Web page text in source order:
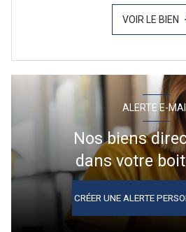
VOIR LE BIEN
ALERTE E-
Nos biens
dans votre
CRÉER UNE ALERTE